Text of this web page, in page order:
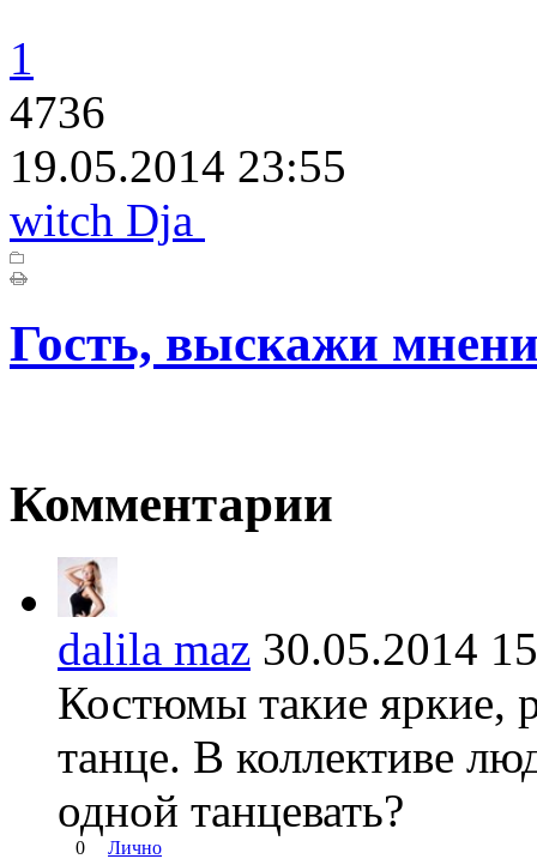
1
4736
19.05.2014 23:55
witch Dja
Гость, выскажи
Комментарии
dalila maz 30.05.2014
Костюмы такие яркие,
танце. В коллективе
одной танцевать?
0 Лично